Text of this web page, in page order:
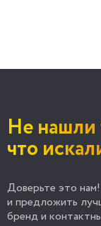
Не нашли
что
Доверьте это
и предложить
бренд и